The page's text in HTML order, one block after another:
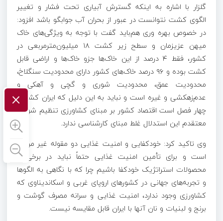
گلزار با اشاره به اینکه گسترش آبیاری تحت فشار و تغییر
الگوی کشت نتوانست در عبور از بحران آب جوابگو باشد افزود:
در خصوص بهره وری هم‌باید گفت با توجه به ویژگی‌های خاک
میهن عزیزمان و سطح زیر کشت ۱۸ میلیون‌مترمربعی در
کشور، فقط ۴ درصد از این خاک‌ها جزو خاک‌ها و اراضی قابل
کشت بوده و ۹۶ درصد خاک‌های کشور دارای محدودیت سنگلاخ،
محدودیت عمق، محدودیت شوری و گچی و آهکی و
عدم‌زهکشی و غیره است و نباید به این دلیل که ایران کشوری
چهار فصل است اقتصاد کشور بر مبنای کشاورزی تنظیم شود و
معتقدم این استدلال غلط مبنای کارشناسی ندارد.
وی تاکید کرد: خودکفایی و امنیت غذایی دو مقوله غیر مرتبط
است و برای تأمین امنیت غذایی حتماً نباید در برخی از
محصولات استراتژیک خودکفا باشیم چرا که با نگاهی به الگوها
و تجربه‌های جهانیدر کشورهای اروپای غربی و اسکاندیناوی که
کشاورزی وجود ندارد، امنیت غذایی و سرانه مصرف گوشت و
برنج و لبنیات و نان آنها با ایران قابل مقایسه نیست.
×